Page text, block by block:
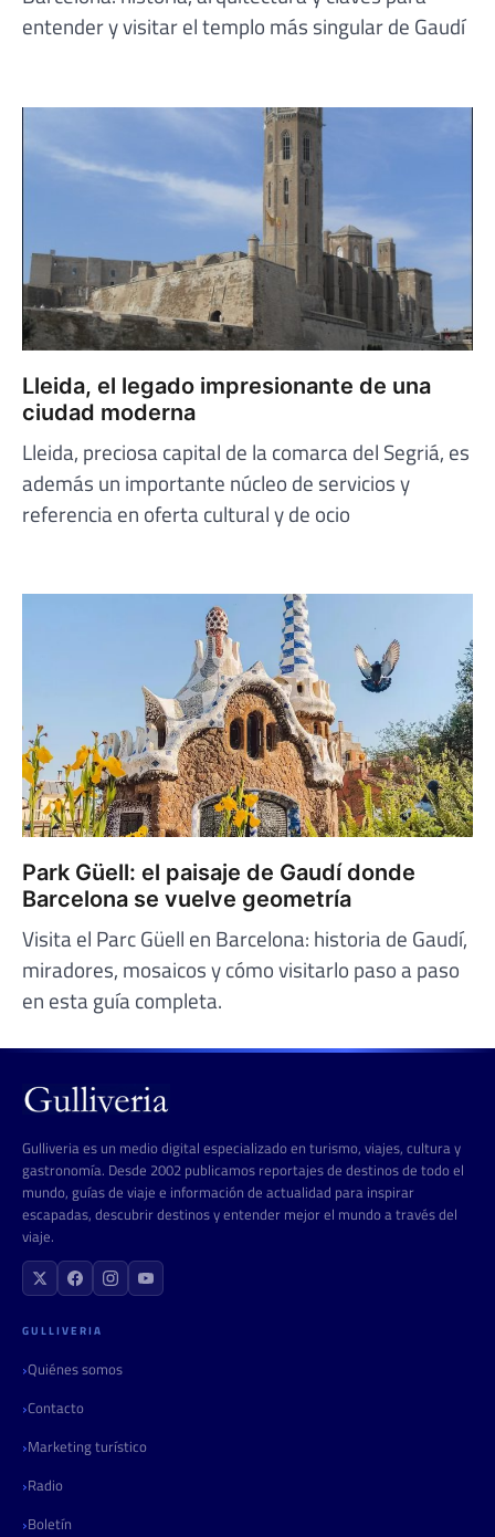
entender y visitar el templo más singular de Gaudí
Lleida, el legado impresionante de una
ciudad moderna
Lleida, preciosa capital de la comarca del Segriá, es
además un importante núcleo de servicios y
referencia en oferta cultural y de ocio
Park Güell: el paisaje de Gaudí donde
Barcelona se vuelve geometría
Visita el Parc Güell en Barcelona: historia de Gaudí,
miradores, mosaicos y cómo visitarlo paso a paso
en esta guía completa.
Gulliveria es un medio digital especializado en turismo, viajes, cultura y
gastronomía. Desde 2002 publicamos reportajes de destinos de todo el
mundo, guías de viaje e información de actualidad para inspirar
escapadas, descubrir destinos y entender mejor el mundo a través del
viaje.
GULLIVERIA
Quiénes somos
Contacto
Marketing turístico
Radio
Boletín